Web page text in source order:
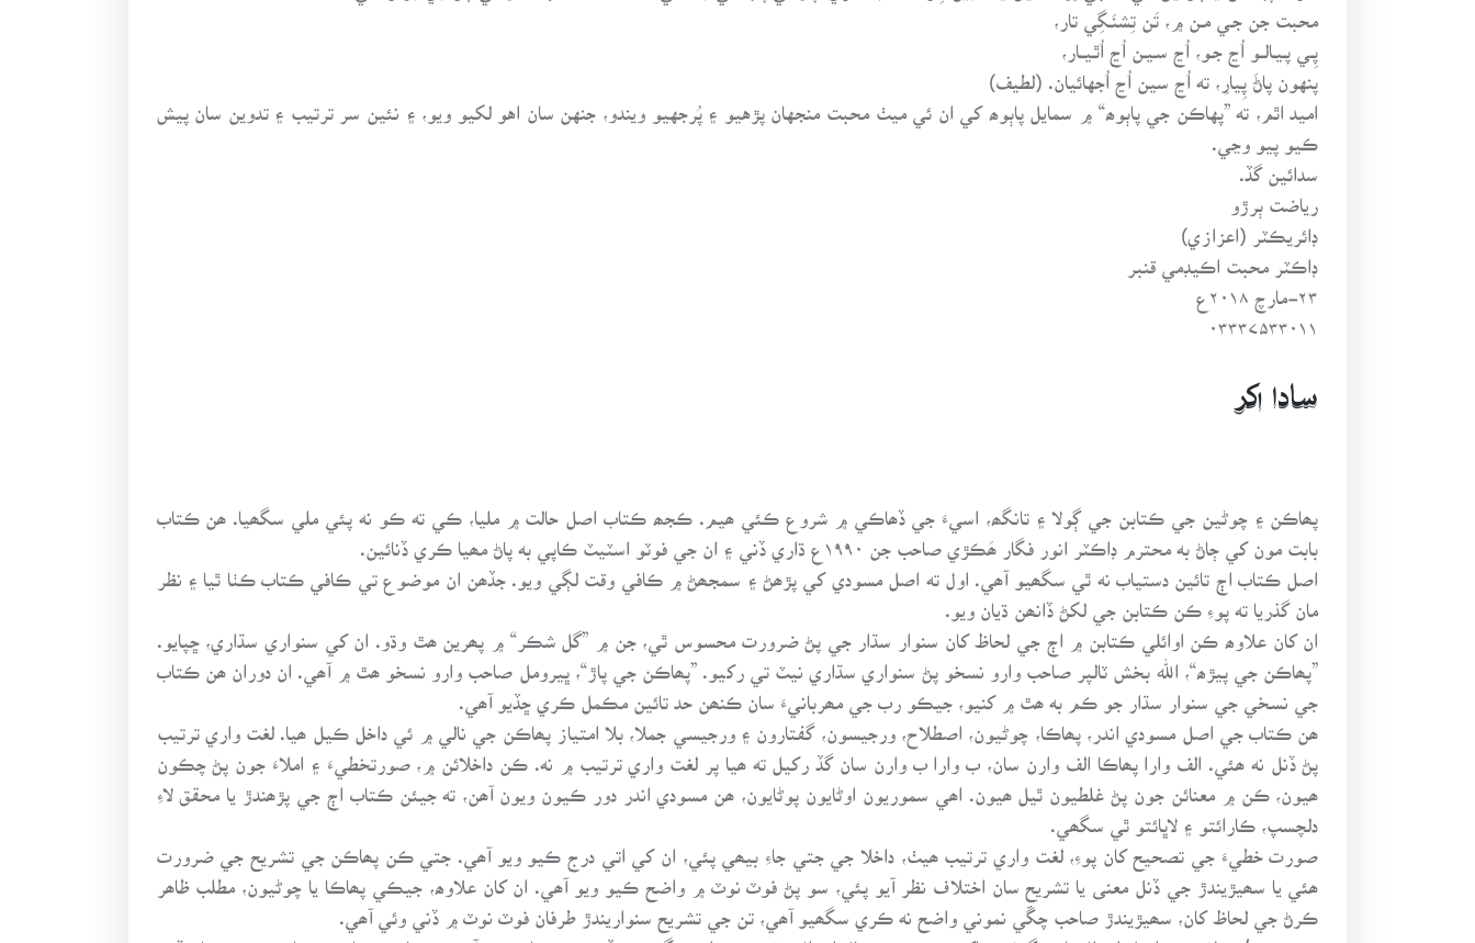
محبت جن جـي مـن ۾، تَن تِشنَـگِي تار،
پِـي پـيـالــو اُڃ جـو، اُڃ سـيـن اُڃ اُٿـيــار،
پنهون پاڻَ پِيارِ، ته اُڃ سين اُڃ اُجهائيان. (لطيف)
اميد اٿم، ته ”پهاڪن جي پاٻوھ“ ۾ سمايل پاٻوھ کي ان ئي ميٺ محبت منجهان پڙهيو ۽ پُرجهيو ويندو، جنهن سان اهو لکيو ويو، ۽ نئين سر ترتيب ۽ تدوين سان پيش
سدائين گڏ.
رياضت ٻرڙو
ڊائريڪٽر (اعزازي)
ڊاڪٽر محبت اڪيڊمي قنبر
سادا اکر
پھاڪن ۽ چوڻين جي ڪتابن جي ڳولا ۽ تانگھ، اسيءَ جي ڏھاڪي ۾ شروع ڪئي ھيم. ڪجھ ڪتاب اصل حالت ۾ مليا، ڪي ته ڪو نه پئي ملي سگھيا. ھن ڪتاب
بابت مون کي ڄاڻ به محترم ڊاڪٽر انور فگار ھَڪڙي صاحب جن ۱۹۹۰ع ڌاري ڏني ۽ ان جي فوٽو اسٽيٽ ڪاپي به پاڻ مھيا ڪري ڏنائين.
اصل ڪتاب اڄ تائين دستياب نه ٿي سگھيو آھي. اول ته اصل مسودي کي پڙھڻ ۽ سمجھڻ ۾ ڪافي وقت لڳي ويو. جڏھن ان موضوع تي ڪافي ڪتاب ڪٺا ٿيا ۽ نظر
مان گذريا ته پوءِ ڪن ڪتابن جي لکڻ ڏانھن ڌيان ويو.
ان کان علاوھ ڪن اوائلي ڪتابن ۾ اڄ جي لحاظ کان سنوار سڌار جي پڻ ضرورت محسوس ٿي، جن ۾ ”گل شڪر“ ۾ پھرين ھٿ وڌو. ان کي سنواري سڌاري، ڇپايو.
”پھاڪن جي پيڙھ“، الله بخش ٽالپر صاحب وارو نسخو پڻ سنواري سڌاري نيٽ تي رکيو. ”پھاڪن جي پاڙ“، ڀيرومل صاحب وارو نسخو ھٿ ۾ آھي. ان دوران ھن ڪتاب
جي نسخي جي سنوار سڌار جو ڪم به ھٿ ۾ کنيو، جيڪو رب جي مھربانيءَ سان ڪنھن حد تائين مڪمل ڪري ڇڏيو آھي.
ھن ڪتاب جي اصل مسودي اندر، پھاڪا، چوڻيون، اصطلاح، ورجيسون، گفتارون ۽ ورجيسي جملا، بلا امتياز پھاڪن جي نالي ۾ ئي داخل ڪيل ھيا. لغت واري ترتيب
پڻ ڏنل نه ھئي. الف وارا پھاڪا الف وارن سان، ب وارا ب وارن سان گڏ رکيل ته ھيا پر لغت واري ترتيب ۾ نه. ڪن داخلائن ۾، صورتخطيءَ ۽ املاءَ جون پڻ چڪون
ھيون، ڪن ۾ معنائن جون پڻ غلطيون ٿيل ھيون. اھي سموريون اوڻايون پوڻايون، ھن مسودي اندر دور ڪيون ويون آھن، ته جيئن ڪتاب اڄ جي پڙھندڙ يا محقق لاءِ
دلچسپ، ڪارائتو ۽ لاڀائتو ٿي سگھي.
صورت خطيءَ جي تصحيح کان پوءِ، لغت واري ترتيب ھيٺ، داخلا جي جتي جاءِ بيھي پئي، ان کي اتي درج ڪيو ويو آھي. جتي ڪن پھاڪن جي تشريح جي ضرورت
ھئي يا سھيڙيندڙ جي ڏنل معنى يا تشريح سان اختلاف نظر آيو پئي، سو پڻ فوٽ نوٽ ۾ واضح ڪيو ويو آھي. ان کان علاوھ، جيڪي پھاڪا يا چوڻيون، مطلب ظاھر
ڪرڻ جي لحاظ کان، سھيڙيندڙ صاحب چڱي نموني واضح نه ڪري سگھيو آھي، تن جي تشريح سنواريندڙ طرفان فوٽ نوٽ ۾ ڏني وئي آھي.
سھيڙيندڙ/ مؤلف جي اصل احوال بابت گھڻي جاکوڙ ڪئي، پر حال احوال وڌيڪ نه ملي سگھيو. جڏھن ته ڪتاب جي آخر ۾ ڇپائيندڙ يا پرنٽر بابت ھيٺين ڄاڻ ڏني